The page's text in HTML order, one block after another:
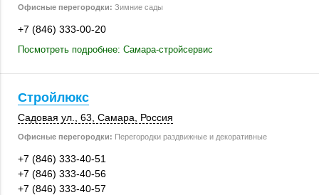
Офисные перегородки: Зимние сады
+7 (846) 333-00-20
Посмотреть подробнее: Самара-стройсервис
Стройлюкс
Садовая ул., 63 Самара Россия
Офисные перегородки: Перегородки раздвижные и декоративные
+7 (846) 333-40-51
+7 (846) 333-40-56
+7 (846) 333-40-57